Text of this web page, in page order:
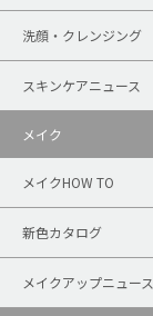
洗顔・クレンジング
スキンケアニュース
メイク
メイクHOW TO
新色カタログ
メイクアップニュース